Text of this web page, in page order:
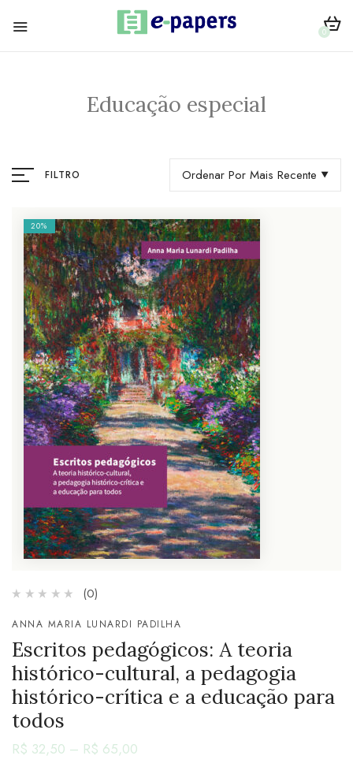
0
Educação especial
FILTRO Ordenar Por Mais Recente
20%
(0)
ANNA MARIA LUNARDI PADILHA
Escritos pedagógicos: A teoria
histórico-cultural, a pedagogia
histórico-crítica e a educação para
todos
R$ 32,50 – R$ 65,00